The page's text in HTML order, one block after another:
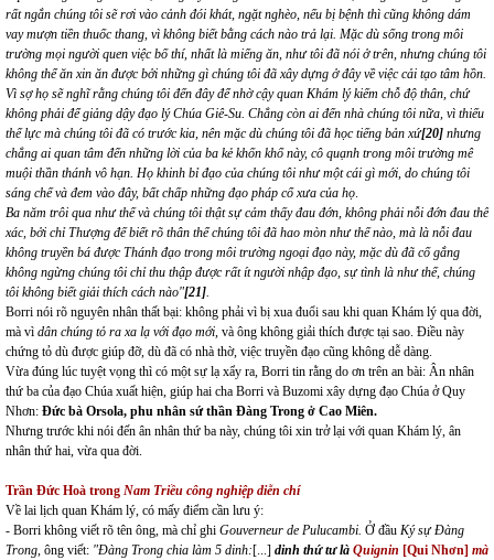
rất ngắn chúng tôi sẽ rơi vào cảnh đói khát, ngặt nghèo, nếu bị bệnh thì cũng không dám
vay mượn tiền thuốc thang, vì không biết bằng cách nào trả lại. Mặc dù sống trong môi
trường mọi người quen việc bố thí, nhất là miếng ăn, như tôi đã nói ở trên, nhưng chúng tôi
không thể ăn xin ăn được bởi những gì chúng tôi đã xây dựng ở đây về việc cải tạo tâm hồn.
Vì sợ họ sẽ nghĩ rằng chúng tôi đến đây để nhờ cậy quan Khám lý kiếm chỗ độ thân, chứ
không phải để giảng dậy đạo lý Chúa Giê-Su. Chẳng còn ai đến nhà chúng tôi nữa, vì thiếu
thế lực mà chúng tôi đã có trước kia, nên mặc dù chúng tôi đã học tiếng bản xứ[20] nhưng
chẳng ai quan tâm đến những lời của ba kẻ khốn khổ này, cô quạnh trong môi trường mê
muội thần thánh vô hạn. Họ khinh bỉ đạo của chúng tôi như một cái gì mới, do chúng tôi
sáng chế và đem vào đây, bất chấp những đạo pháp cổ xưa của họ.
Ba năm trôi qua như thế và chúng tôi thật sự cảm thấy đau đớn, không phải nỗi đớn đau thể
xác, bởi chỉ Thượng đế biết rõ thân thể chúng tôi đã hao mòn như thế nào, mà là nỗi đau
không truyền bá được Thánh đạo trong môi trường ngoại đạo này, mặc dù đã cố gắng
không ngừng chúng tôi chỉ thu thập được rất ít người nhập đạo, sự tình là như thế, chúng
tôi không biết giải thích cách nào"[21].
Borri nói rõ nguyên nhân thất bại: không phải vì bị xua đuổi sau khi quan Khám lý qua đời,
mà vì dân chúng tỏ ra xa lạ với đạo mới, và ông không giải thích được tại sao. Điều này
chứng tỏ dù được giúp đỡ, dù đã có nhà thờ, việc truyền đạo cũng không dễ dàng.
Vừa đúng lúc tuyệt vọng thì có một sự lạ xẩy ra, Borri tin rằng do ơn trên an bài: Ân nhân
thứ ba của đạo Chúa xuất hiện, giúp hai cha Borri và Buzomi xây dựng đạo Chúa ở Quy
Nhơn: Đức bà Orsola, phu nhân sứ thần Đàng Trong ở Cao Miên.
Nhưng trước khi nói đến ân nhân thứ ba này, chúng tôi xin trở lại với quan Khám lý, ân
nhân thứ hai, vừa qua đời.
Trần Đức Hoà trong Nam Triều công nghiệp diễn chí
Về lai lịch quan Khám lý, có mấy điểm cần lưu ý:
- Borri không viết rõ tên ông, mà chỉ ghi Gouverneur de Pulucambi. Ở đầu Ký sự Đàng
Trong, ông viết: "Đàng Trong chia làm 5 dinh:[...] dinh thứ tư là Quignin [Qui Nhơn] mà